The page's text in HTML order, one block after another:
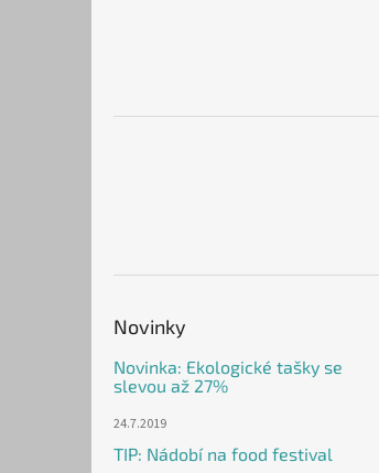
Novinky
Novinka: Ekologické tašky se
slevou až 27%
24.7.2019
TIP: Nádobí na food festival